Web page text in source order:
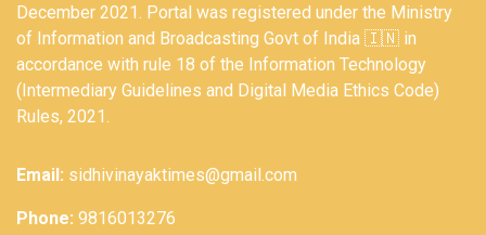
December 2021. Portal was registered under the Ministry
of Information and Broadcasting Govt of India 🇮🇳 in
accordance with rule 18 of the Information Technology
(Intermediary Guidelines and Digital Media Ethics Code)
Rules, 2021.
Email: sidhivinayaktimes@gmail.com
Phone: 9816013276